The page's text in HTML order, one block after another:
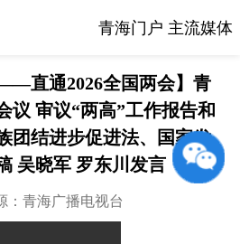
青海门户 主流媒体
直通2026全国两会】青
议 审议“两高”工作报告和
团结进步促进法、国家发
吴晓军 罗东川发言
：青海广播电视台